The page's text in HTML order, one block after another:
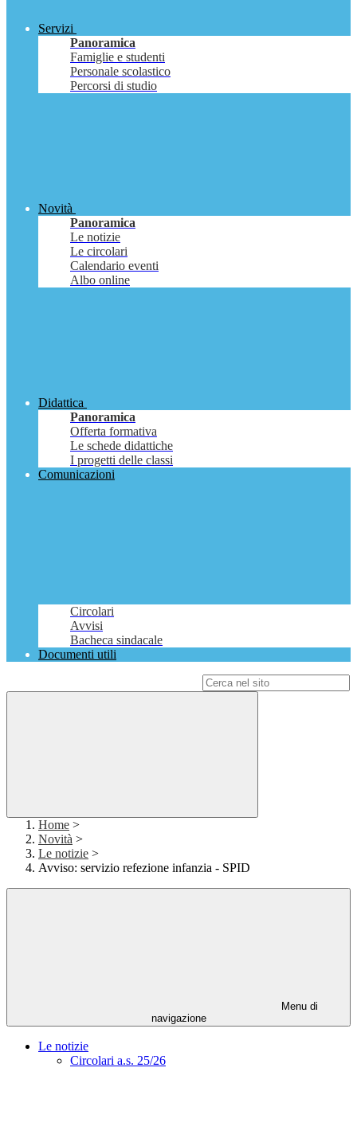
Servizi
Panoramica
Famiglie e studenti
Personale scolastico
Percorsi di studio
Novità
Panoramica
Le notizie
Le circolari
Calendario eventi
Albo online
Didattica
Panoramica
Offerta formativa
Le schede didattiche
I progetti delle classi
Comunicazioni
Circolari
Avvisi
Bacheca sindacale
Documenti utili
Home >
Novità >
Le notizie >
Avviso: servizio refezione infanzia - SPID
Menu di
navigazione
Le notizie
Circolari a.s. 25/26